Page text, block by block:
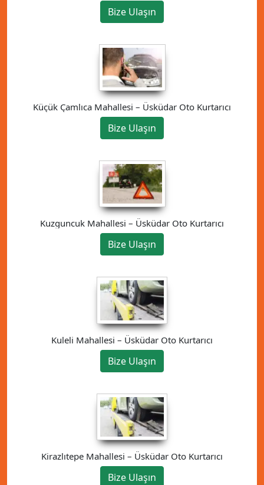
Bize Ulaşın
Küçük Çamlıca Mahallesi – Üsküdar Oto Kurtarıcı
Bize Ulaşın
Kuzguncuk Mahallesi – Üsküdar Oto Kurtarıcı
Bize Ulaşın
Kuleli Mahallesi – Üsküdar Oto Kurtarıcı
Bize Ulaşın
Kirazlıtepe Mahallesi – Üsküdar Oto Kurtarıcı
Bize Ulaşın